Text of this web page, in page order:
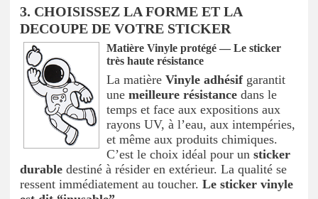
3. CHOISISSEZ LA FORME ET LA
DECOUPE DE VOTRE STICKER
Matière Vinyle protégé — Le sticker
très haute résistance
La matière Vinyle adhésifgarantit
une meilleure résistance dans le
temps et face aux expositions aux
rayons UV, à l’eau, aux intempéries,
et même aux produits chimiques.
C’est le choix idéal pour un sticker
durable destiné à résider en extérieur. La qualité se
ressent immédiatement au toucher. Le sticker vinyle